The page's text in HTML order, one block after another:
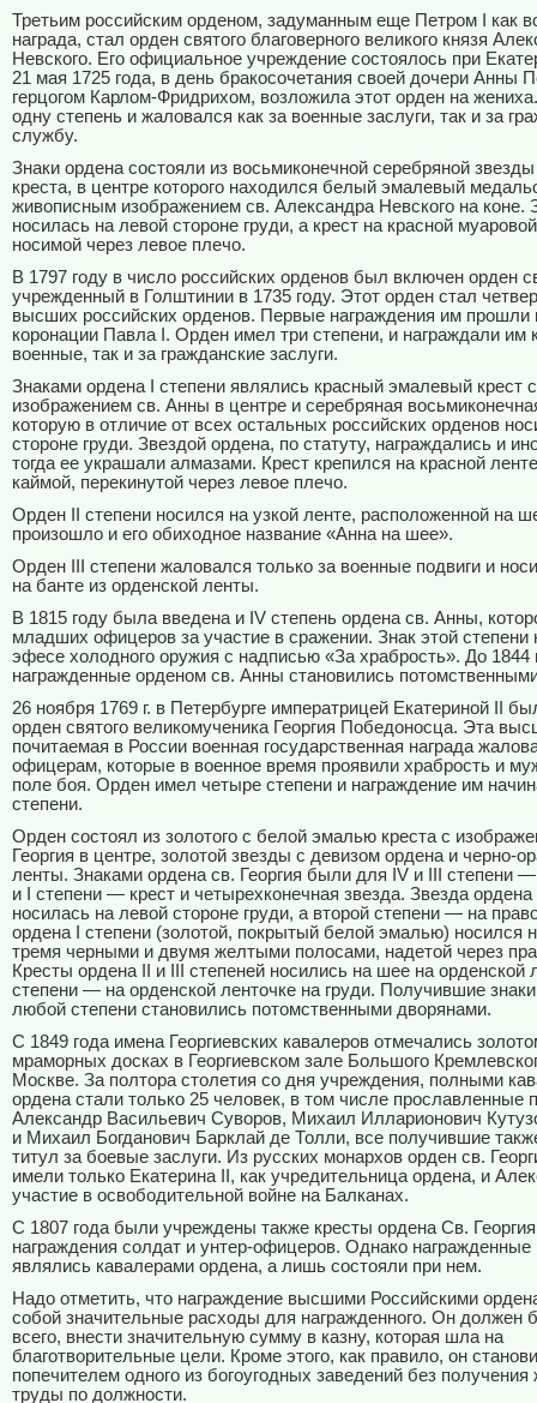
Третьим российским орденом, задуманным еще Петром I как
награда, стал орден святого благоверного великого князя
Невского. Его официальное учреждение состоялось при
21 мая 1725 года, в день бракосочетания своей дочери Анны
герцогом Карлом-Фридрихом, возложила этот орден на
одну степень и жаловался как за военные заслуги, так и за
службу.
Знаки ордена состояли из восьмиконечной серебряной звезды
креста, в центре которого находился белый эмалевый
живописным изображением св. Александра Невского на коне.
носилась на левой стороне груди, а крест на красной
носимой через левое плечо.
В 1797 году в число российских орденов был включен орден
учрежденный в Голштинии в 1735 году. Этот орден стал
высших российских орденов. Первые награждения им прошли
коронации Павла I. Орден имел три степени, и награждали им
военные, так и за гражданские заслуги.
Знаками ордена I степени являлись красный эмалевый
изображением св. Анны в центре и серебряная
которую в отличие от всех остальных российских орденов
стороне груди. Звездой ордена, по статуту, награждались и
тогда ее украшали алмазами. Крест крепился на красной
каймой, перекинутой через левое плечо.
Орден II степени носился на узкой ленте, расположенной на
произошло и его обиходное название «Анна на шее».
Орден III степени жаловался только за военные подвиги и
на банте из орденской ленты.
В 1815 году была введена и IV степень ордена св. Анны,
младших офицеров за участие в сражении. Знак этой степени
эфесе холодного оружия с надписью «За храбрость». До 1844
награжденные орденом св. Анны становились
26 ноября 1769 г. в Петербурге императрицей Екатериной II
орден святого великомученика Георгия Победоносца. Эта
почитаемая в России военная государственная награда
офицерам, которые в военное время проявили храбрость и
поле боя. Орден имел четыре степени и награждение им
степени.
Орден состоял из золотого с белой эмалью креста с
Георгия в центре, золотой звезды с девизом ордена и черно-
ленты. Знаками ордена св. Георгия были для IV и III степени —
и I степени — крест и четырехконечная звезда. Звезда ордена
носилась на левой стороне груди, а второй степени — на
ордена I степени (золотой, покрытый белой эмалью) носился
тремя черными и двумя желтыми полосами, надетой через
Кресты ордена II и III степеней носились на шее на орденской
степени — на орденской ленточке на груди. Получившие
любой степени становились потомственными дворянами.
С 1849 года имена Георгиевских кавалеров отмечались
мраморных досках в Георгиевском зале Большого
Москве. За полтора столетия со дня учреждения, полными
ордена стали только 25 человек, в том числе прославленные
Александр Васильевич Суворов, Михаил Илларионович
и Михаил Богданович Барклай де Толли, все получившие
титул за боевые заслуги. Из русских монархов орден св.
имели только Екатерина II, как учредительница ордена, и
участие в освободительной войне на Балканах.
С 1807 года были учреждены также кресты ордена Св.
награждения солдат и унтер-офицеров. Однако награжденные
являлись кавалерами ордена, а лишь состояли при нем.
Надо отметить, что награждение высшими Российскими
собой значительные расходы для награжденного. Он должен
всего, внести значительную сумму в казну, которая шла на
благотворительные цели. Кроме этого, как правило, он
попечителем одного из богоугодных заведений без получения
труды по должности.